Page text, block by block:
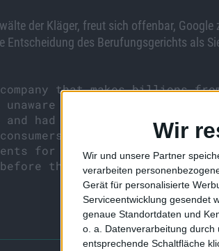
Wir
Wir und unsere Partner
verarbeiten
Gerät für personalisierte
Serviceentwicklung gesendet
genaue Standortdaten und
o. a. Datenverarbeitung durch
entsprechende Schaltfläche
der Kläger, freut sich offenbar,
Entscheidung des Berufungsgerichts als
that makes billions
that was secretly
and had argued that no harm
had not lost out
for what they are: a
the English courts.“